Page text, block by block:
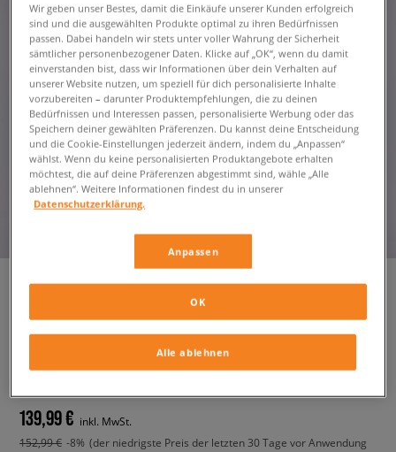
139,99 € inkl. MwSt.
152,99 € -8% (der niedrigste Preis der letzten 30 Tage vor Anwendung
Wir geben unser Bestes, damit die Einkäufe unserer Kunden erfolgreich
sind und die ausgewählten Produkte optimal zu ihren Bedürfnissen
passen. Dabei handeln wir stets unter voller Wahrung der Sicherheit
sämtlicher personenbezogener Daten. Klicke auf „OK“, wenn du damit
einverstanden bist, dass wir Informationen über dein Verhalten auf
unserer Website nutzen, um speziell für dich personalisierte Inhalte
vorzubereiten – darunter Produktempfehlungen, die zu deinen
Bedürfnissen und Interessen passen, personalisierte Werbung oder das
Speichern deiner gewählten Präferenzen. Du kannst deine Entscheidung
und die Cookie-Einstellungen jederzeit ändern, indem du „Anpassen“
wählst. Wenn du keine personalisierten Produktangebote erhalten
möchtest, die auf deine Präferenzen abgestimmt sind, wähle „Alle
ablehnen“. Weitere Informationen findest du in unserer
Datenschutzerklärung.
Anpassen
Alle ablehnen
OK